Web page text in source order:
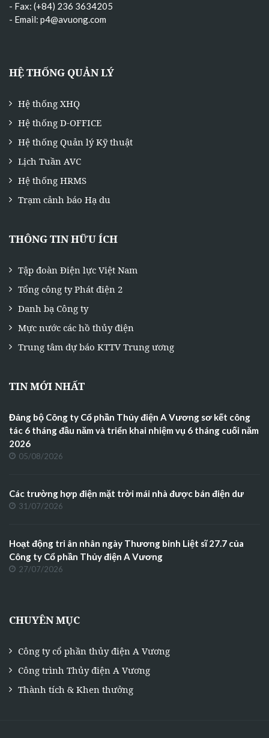
- Fax: (+84) 236 3634205
- Email: p4@avuong.com
HỆ THỐNG QUẢN LÝ
Hệ thống XHQ
Hệ thống D-OFFICE
Hệ thống Quản lý Kỹ thuật
Lịch Tuần AVC
Hệ thống HRMS
Trạm cảnh báo Hạ du
THÔNG TIN HỮU ÍCH
Tập đoàn Điện lực Việt Nam
Tổng công ty Phát điện 2
Danh bạ Công ty
Mực nước các hồ thủy điện
Trung tâm dự báo KTTV Trung ương
TIN MỚI NHẤT
Đảng bộ Công ty Cổ phần Thủy điện A Vương sơ kết công
tác 6 tháng đầu năm và triển khai nhiệm vụ 6 tháng cuối năm
2026
05/08/2026
Các trường hợp điện mặt trời mái nhà được bán điện dư
31/07/2026
Hoạt động tri ân nhân ngày Thương binh Liệt sĩ 27.7 của
Công ty Cổ phần Thủy điện A Vương
27/07/2026
CHUYÊN MỤC
Công ty cổ phần thủy điện A Vương
Công trình Thủy điện A Vương
Thành tích & Khen thưởng